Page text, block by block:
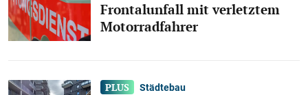
Frontalunfall mit verletztem
Motorradfahrer
Städtebau